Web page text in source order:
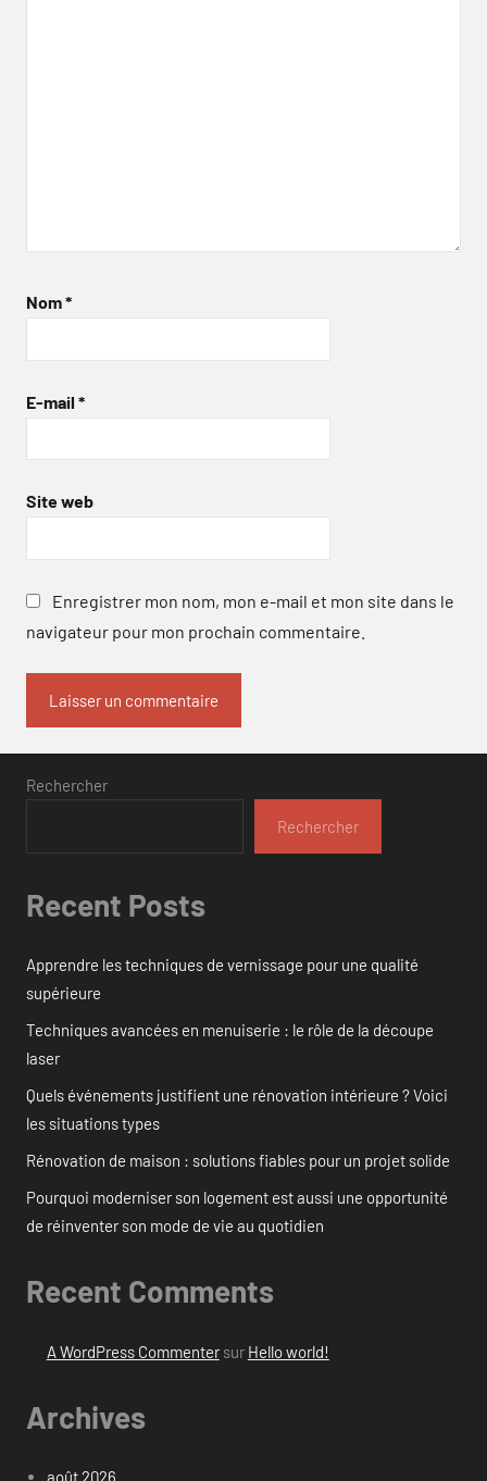
Nom*
E-mail *
Site web
Enregistrer mon nom, mon e-mail et mon site dans le
navigateur pour mon prochain commentaire.
Rechercher
Rechercher
Recent Posts
Apprendre les techniques de vernissage pour une qualité
supérieure
Techniques avancées en menuiserie : le rôle de la découpe
laser
Quels événements justifient une rénovation intérieure ? Voici
les situations types
Rénovation de maison : solutions fiables pour un projet solide
Pourquoi moderniser son logement est aussi une opportunité
de réinventer son mode de vie au quotidien
Recent Comments
A WordPress Commentersur Hello world!
Archives
août 2026